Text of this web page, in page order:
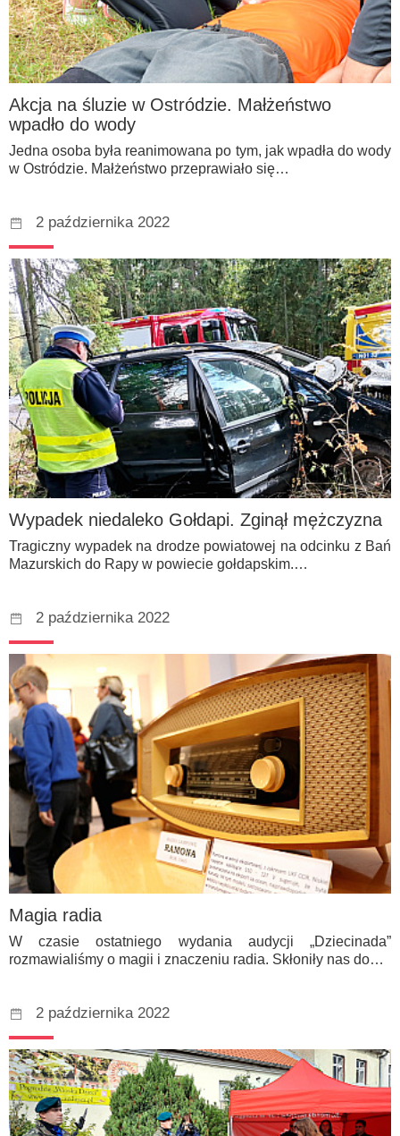
Akcja na śluzie w Ostródzie. Małżeństwo
wpadło do wody
Jedna osoba była reanimowana po tym, jak wpadła do wody
w Ostródzie. Małżeństwo przeprawiało się…
2 października 2022
Wypadek niedaleko Gołdapi. Zginął mężczyzna
Tragiczny wypadek na drodze powiatowej na odcinku z Bań
Mazurskich do Rapy w powiecie gołdapskim.…
2 października 2022
Magia radia
W czasie ostatniego wydania audycji „Dziecinada”
rozmawialiśmy o magii i znaczeniu radia. Skłoniły nas do…
2 października 2022